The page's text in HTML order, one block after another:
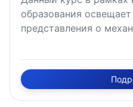
образования
представления о
раскрывает
периферического
обеспечение,
электролитный